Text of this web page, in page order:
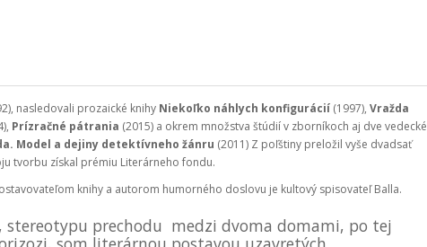
nasledovali prozaické knihy Niekoľko náhlych konfigurácií (1997), Vražda
Prízračné pátrania (2015) a okrem množstva štúdií v zborníkoch aj dve vedecké
Model a dejiny detektívneho žánru (2011) Z poľštiny preložil vyše dvadsať
tvorbu získal prémiu Literárneho fondu.
knihy a autorom humorného doslovu je kultový spisovateľ Balla.
stereotypu prechodu medzi dvoma domami, po tej